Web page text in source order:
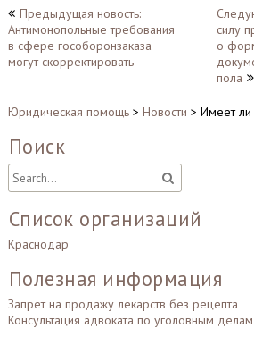
Навигация
по
записям
Предыдущая новость:
Антимонопольные требования
в сфере гособоронзаказа
могут скорректировать
силу
о
пола
Юридическая помощь> Новости > Имеет ли
Поиск
Список организаций
Краснодар
Полезная информация
Запрет на продажу лекарств без рецепта
Консультация адвоката по уголовным делам